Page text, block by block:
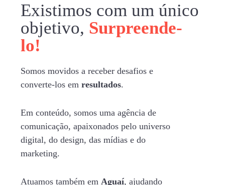
Existimos com um único
objetivo, Surpreende-
lo!
Somos movidos a receber desafios e
converte-los em resultados.
Em conteúdo, somos uma agência de
comunicação, apaixonados pelo universo
digital, do design, das mídias e do
marketing.
Atuamos também em Aguaí, ajudando